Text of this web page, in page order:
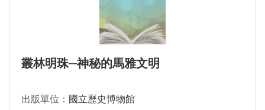
叢林明珠─神秘的馬雅文明
出版單位： 國立歷史博物館